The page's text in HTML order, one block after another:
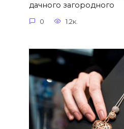
дачного загородного
0 1.2к.